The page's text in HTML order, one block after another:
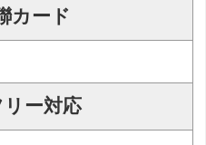
カード
ー対応